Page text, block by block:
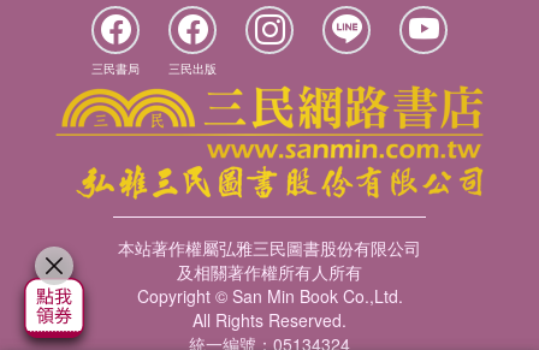
三民書局 三民出版
本站著作權屬弘雅三民圖書股份有限公司
及相關著作權所有人所有
Copyright © San Min Book Co.,Ltd.
All Rights Reserved.
統一編號：05134324